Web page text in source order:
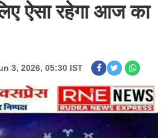
ऐसा रहेगा आज का
3, 2026, 05:30 IST